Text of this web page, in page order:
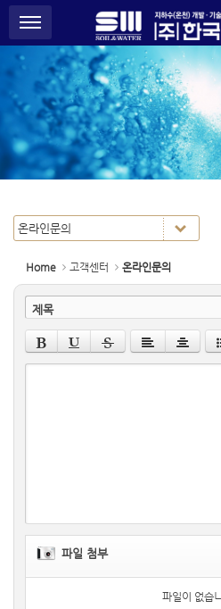
메뉴 건너뛰
S
P
o
m
o
i
o
Home 고객센터 온라인문의
제목
파일 첨부
파일이 없습